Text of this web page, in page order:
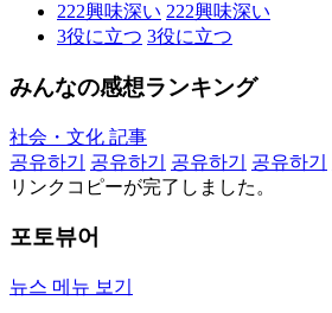
222興味深い 222興味深い
3役に立つ 3役に立つ
みんなの感想ランキング
社会・文化 記事
공유하기
공유하기 공유하기 공유하기
リンクコピーが完了しました。
포토뷰어
뉴스 메뉴 보기